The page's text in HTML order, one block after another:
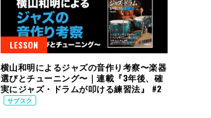
LESSON
横山和明によるジャズの音作り考察〜楽器
選びとチューニング〜｜連載『3年後、確
実にジャズ・ドラムが叩ける練習法』 #2
サブスク